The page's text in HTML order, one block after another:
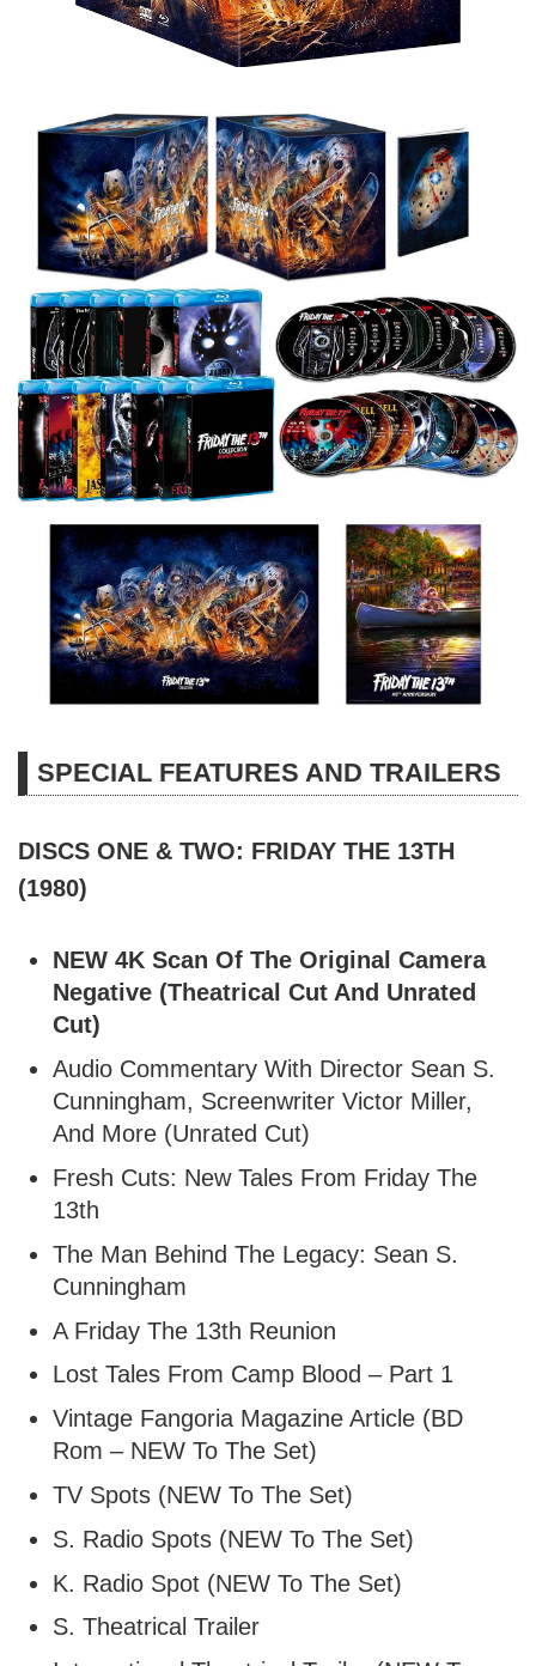
SPECIAL FEATURES AND TRAILERS
DISCS ONE & TWO: FRIDAY THE 13TH
(1980)
NEW 4K Scan Of The Original Camera
Negative (Theatrical Cut And Unrated
Cut)
Audio Commentary With Director Sean S.
Cunningham, Screenwriter Victor Miller,
And More (Unrated Cut)
Fresh Cuts: New Tales From Friday The
13th
The Man Behind The Legacy: Sean S.
Cunningham
A Friday The 13th Reunion
Lost Tales From Camp Blood – Part 1
Vintage Fangoria Magazine Article (BD
Rom – NEW To The Set)
TV Spots (NEW To The Set)
S. Radio Spots (NEW To The Set)
K. Radio Spot (NEW To The Set)
S. Theatrical Trailer